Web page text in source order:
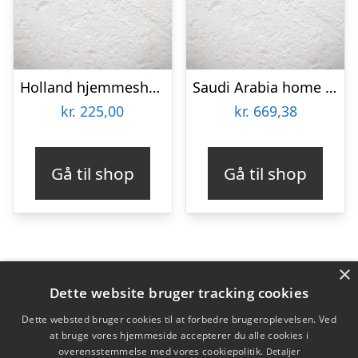
Holland hjemmeshorts EM 2012 – Børn-L
kr. 225,00
Gå til shop
Saudi Arabia home jersey 2024/26 – mens-M
kr. 669,38
Gå til shop
Varekategorier
Produkter
×
Dette website bruger tracking cookies
Dette websted bruger cookies til at forbedre brugeroplevelsen. Ved
at bruge vores hjemmeside accepterer du alle cookies i
overensstemmelse med vores cookiepolitik. Detaljer